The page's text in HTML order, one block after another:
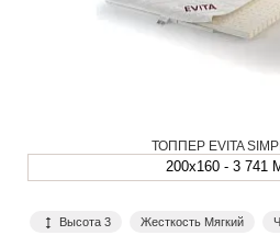
ТОППЕР EVITA
200x160 - 3 741
Высота 3 Жесткость Мягкий